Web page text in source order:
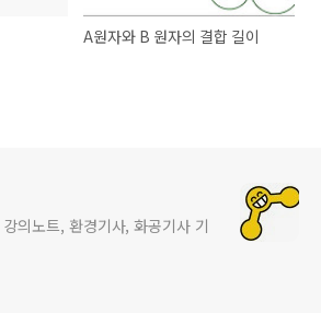
A원자와 B 원자의 결합 길이
의노트, 환경기사, 화공기사 기